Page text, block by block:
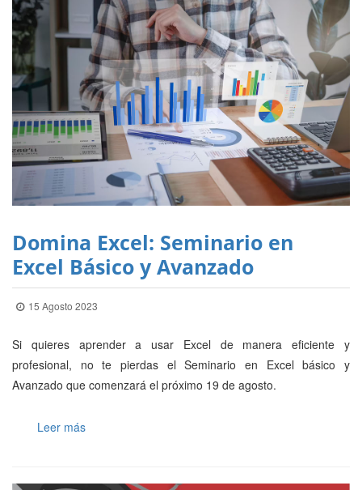
Domina Excel: Seminario en
Excel Básico y Avanzado
15 Agosto 2023
Si quieres aprender a usar Excel de manera eficiente y
profesional, no te pierdas el Seminario en Excel básico y
Avanzado que comenzará el próximo 19 de agosto.
Leer más